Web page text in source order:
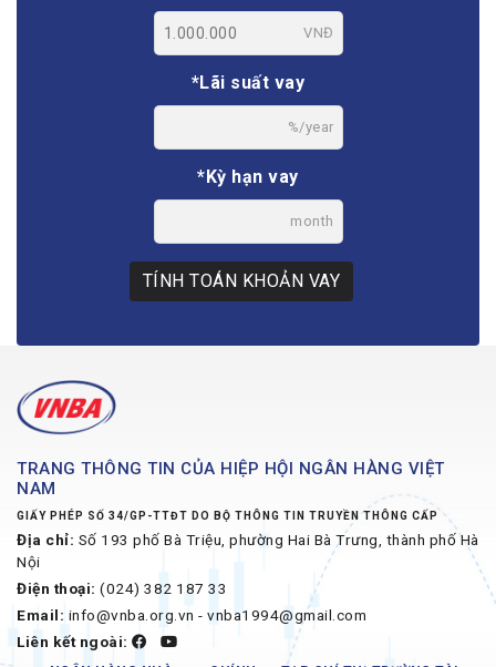
VNĐ
*Lãi suất vay
%/year
*Kỳ hạn vay
month
TÍNH TOÁN KHOẢN VAY
TRANG THÔNG TIN CỦA HIỆP HỘI NGÂN HÀNG VIỆT
NAM
GIẤY PHÉP SỐ 34/GP-TTĐT DO BỘ THÔNG TIN TRUYỀN THÔNG CẤP
Địa chỉ: Số 193 phố Bà Triệu, phường Hai Bà Trưng, thành phố Hà
Nội
Điện thoại: (024) 382 187 33
Email: info@vnba.org.vn - vnba1994@gmail.com
Liên kết ngoài: